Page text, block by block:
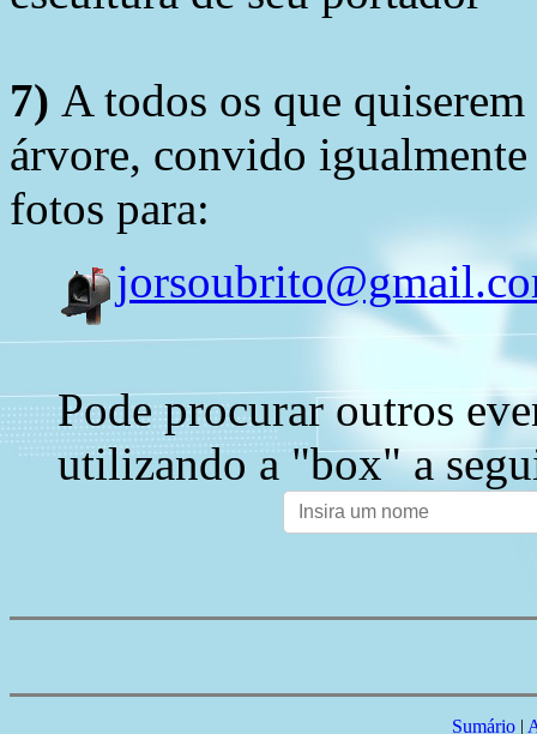
7) A todos os que
árvore, convido
fotos para:
Pode procurar outros
utilizando a "box" a
Sumário |